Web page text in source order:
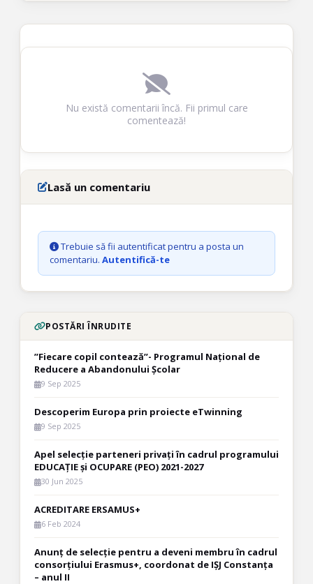
Nu există comentarii încă. Fii primul care
comentează!
Lasă un comentariu
Trebuie să fii autentificat pentru a posta un
comentariu. Autentifică-te
POSTĂRI ÎNRUDITE
”Fiecare copil contează”- Programul Național de
Reducere a Abandonului Școlar
9 Sep 2025
Descoperim Europa prin proiecte eTwinning
9 Sep 2025
Apel selecție parteneri privați în cadrul programului
EDUCAȚIE și OCUPARE (PEO) 2021-2027
30 Jun 2025
ACREDITARE ERSAMUS+
6 Feb 2024
Anunț de selecție pentru a deveni membru în cadrul
consorțiului Erasmus+, coordonat de IȘJ Constanța
– anul II